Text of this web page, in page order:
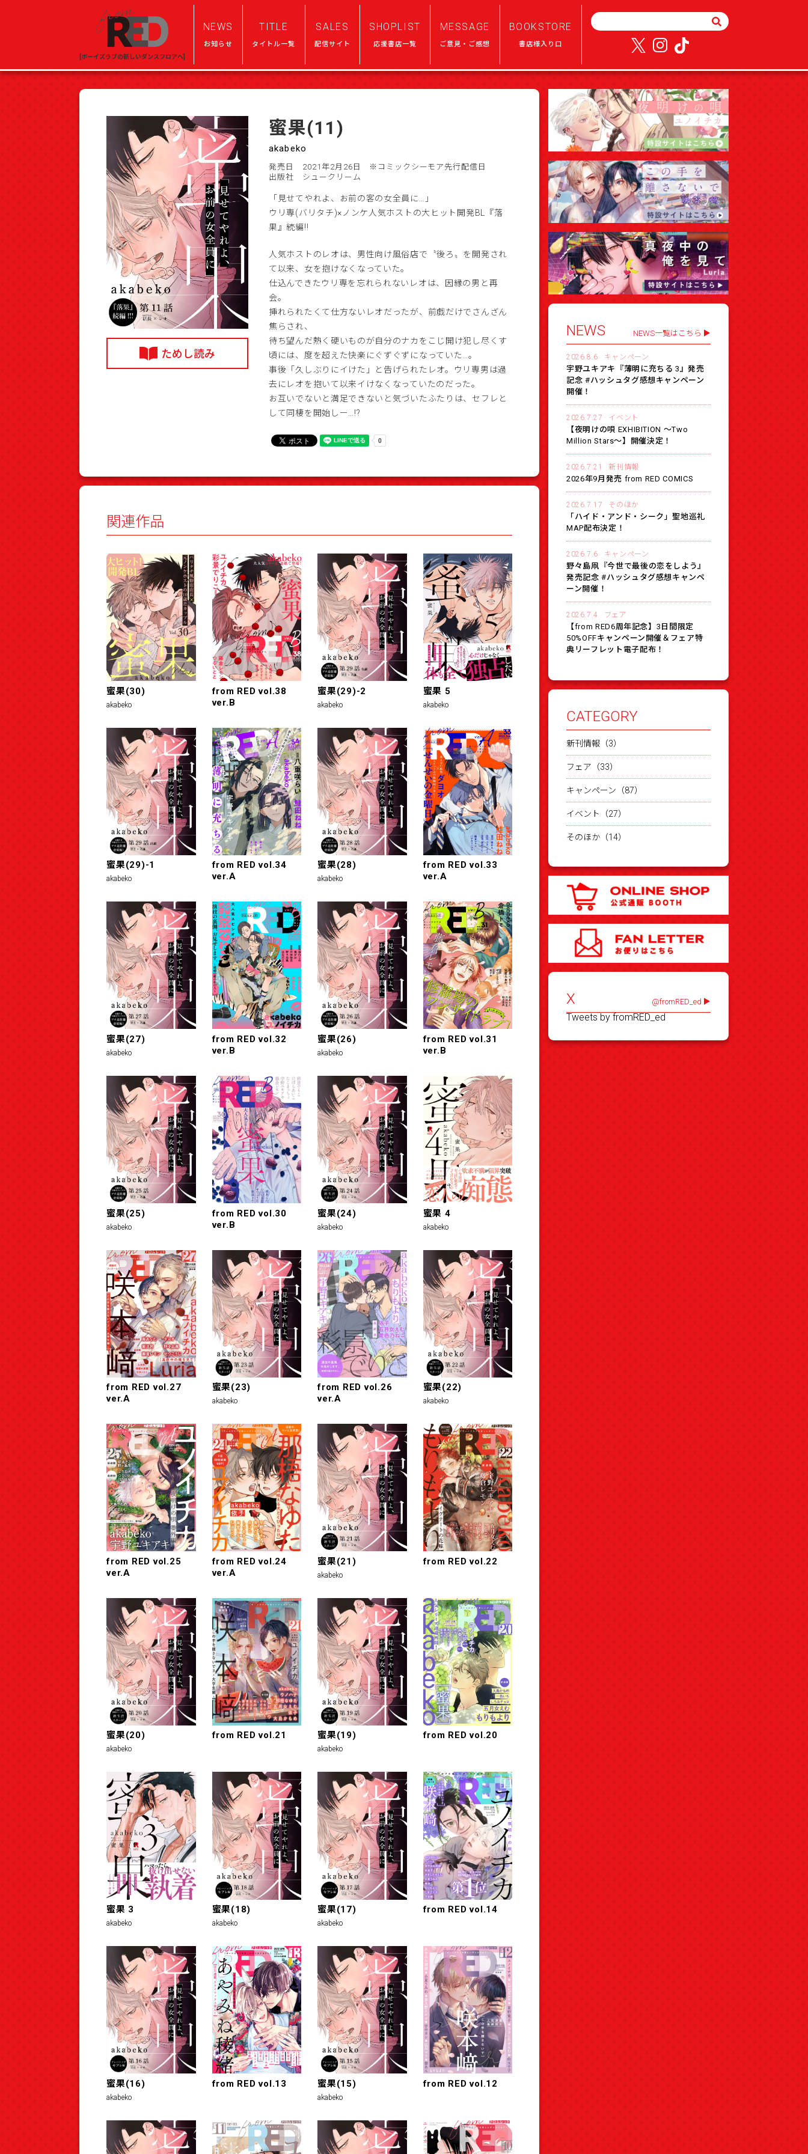
[ボーイズラブの新しいダンスフロアへ]
NEWS
お知らせ
TITLE
タイトル一覧
SALES
配信サイト
SHOPLIST
応援書店一覧
MESSAGE
ご意見・ご感想
BOOKSTORE
書店様入り口
ためし読み
蜜果(11)
akabeko
発売日 2021年2月26日
※コミックシーモア先行配信日
出版社 シュークリーム
「見せてやれよ、お前の客の女全員に…」
ウリ専(バリタチ)×ノンケ人気ホストの大ヒット開発BL『落
果』続編!!
人気ホストのレオは、男性向け風俗店で〝後ろ〟を開発され
て以来、女を抱けなくなっていた。
仕込んできたウリ専を忘れられないレオは、因縁の男と再
会。
挿れられたくて仕方ないレオだったが、前戯だけでさんざん
焦らされ、
待ち望んだ熱く硬いものが自分のナカをこじ開け犯し尽くす
頃には、度を超えた快楽にぐずぐずになっていた…。
事後「久しぶりにイけた」と告げられたレオ。ウリ専男は過
去にレオを抱いて以来イけなくなっていたのだった。
お互いでないと満足できないと気づいたふたりは、セフレと
して同棲を開始しー…!?
関連作品
蜜果(30)
akabeko
from RED vol.38
ver.B
蜜果(29)-2
akabeko
蜜果 5
akabeko
蜜果(29)-1
akabeko
from RED vol.34
ver.A
蜜果(28)
akabeko
from RED vol.33
ver.A
蜜果(27)
akabeko
from RED vol.32
ver.B
蜜果(26)
akabeko
from RED vol.31
ver.B
蜜果(25)
akabeko
from RED vol.30
ver.B
蜜果(24)
akabeko
蜜果 4
akabeko
from RED vol.27
ver.A
蜜果(23)
akabeko
from RED vol.26
ver.A
蜜果(22)
akabeko
from RED vol.25
ver.A
from RED vol.24
ver.A
蜜果(21)
akabeko
from RED vol.22
蜜果(20)
akabeko
from RED vol.21 蜜果(19)
akabeko
from RED vol.20
蜜果 3
akabeko
蜜果(18)
akabeko
蜜果(17)
akabeko
from RED vol.14
蜜果(16)
akabeko
from RED vol.13 蜜果(15)
akabeko
from RED vol.12
NEWS NEWS一覧はこちら
2026.8.6 キャンペーン
宇野ユキアキ『薄明に充ちる 3』発売
記念 #ハッシュタグ感想キャンペーン
開催！
2026.7.27 イベント
【夜明けの唄 EXHIBITION 〜Two
Million Stars〜】開催決定！
2026.7.21 新刊情報
2026年9月発売 from RED COMICS
2026.7.17 そのほか
「ハイド・アンド・シーク」聖地巡礼
MAP配布決定！
2026.7.6 キャンペーン
野々島凧『今世で最後の恋をしよう』
発売記念 #ハッシュタグ感想キャンペ
ーン開催！
2026.7.4 フェア
【from RED6周年記念】3日間限定
50%OFFキャンペーン開催＆フェア特
典リーフレット電子配布！
CATEGORY
新刊情報（3）
フェア（33）
キャンペーン（87）
イベント（27）
そのほか（14）
X @fromRED_ed
Tweets by fromRED_ed